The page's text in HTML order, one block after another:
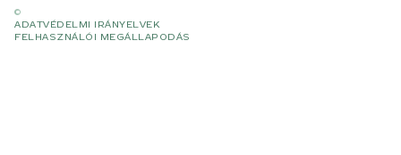
©
ADATVÉDELMI IRÁNYELVEK
FELHASZNÁLÓI MEGÁLLAPODÁS